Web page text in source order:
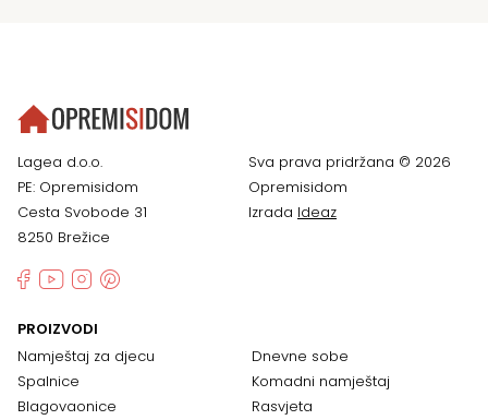
Lagea d.o.o.
PE: Opremisidom
Cesta Svobode 31
8250 Brežice
Sva prava pridržana © 2026
Opremisidom
Izrada Ideaz
PROIZVODI
Namještaj za djecu
Spalnice
Blagovaonice
Dnevne sobe
Komadni namještaj
Rasvjeta